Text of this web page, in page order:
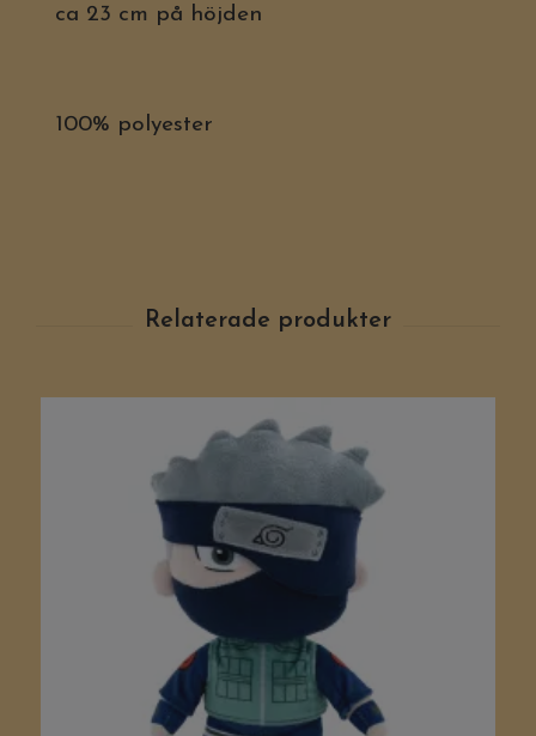
ca 23 cm på höjden
100% polyester